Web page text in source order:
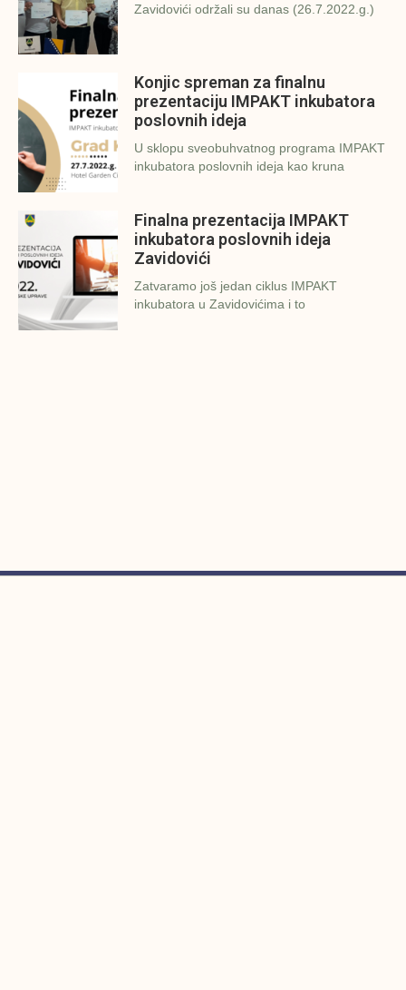
Zavidovići održali su danas (26.7.2022.g.)
Konjic spreman za finalnu
prezentaciju IMPAKT inkubatora
poslovnih ideja
U sklopu sveobuhvatnog programa IMPAKT
inkubatora poslovnih ideja kao kruna
Finalna prezentacija IMPAKT
inkubatora poslovnih ideja
Zavidovići
Zatvaramo još jedan ciklus IMPAKT
inkubatora u Zavidovićima i to